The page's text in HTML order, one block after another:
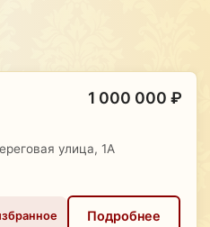
1 000 000 ₽
улица, 1А
Подробнее